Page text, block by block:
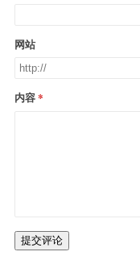
网站
内容
提交评论